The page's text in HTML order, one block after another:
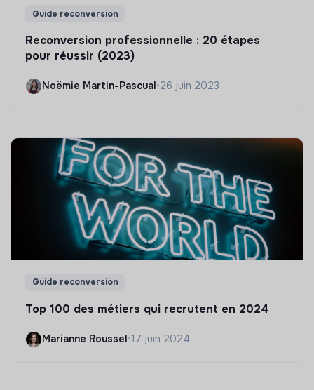
Guide reconversion
Reconversion professionnelle : 20 étapes
pour réussir (2023)
Noëmie Martin-Pascual •26 juin 2023
Guide reconversion
Top 100 des métiers qui recrutent en 2024
Marianne Roussel•17 juin 2024